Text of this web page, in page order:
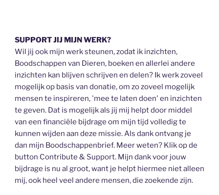
SUPPORT JIJ MIJN WERK?
Wil jij ook mijn werk steunen, zodat ik inzichten,
Boodschappen van Dieren, boeken en allerlei andere
inzichten kan blijven schrijven en delen? Ik werk zoveel
mogelijk op basis van donatie, om zo zoveel mogelijk
mensen te inspireren, 'mee te laten doen' en inzichten
te geven. Dat is mogelijk als jij mij helpt door middel
van een financiële bijdrage om mijn tijd volledig te
kunnen wijden aan deze missie. Als dank ontvang je
dan mijn Boodschappenbrief. Meer weten? Klik op de
button Contribute & Support. Mijn dank voor jouw
bijdrage is nu al groot, want je helpt hiermee niet alleen
mij, ook heel veel andere mensen, die zoekende zijn.